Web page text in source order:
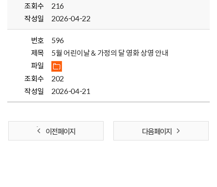
조회수
216
작성일
2026-04-22
번호
596
제목
5월 어린이날 & 가정의 달 영화 상영 안내
파일
조회수
202
작성일
2026-04-21
이전 페이지 다음 페이지